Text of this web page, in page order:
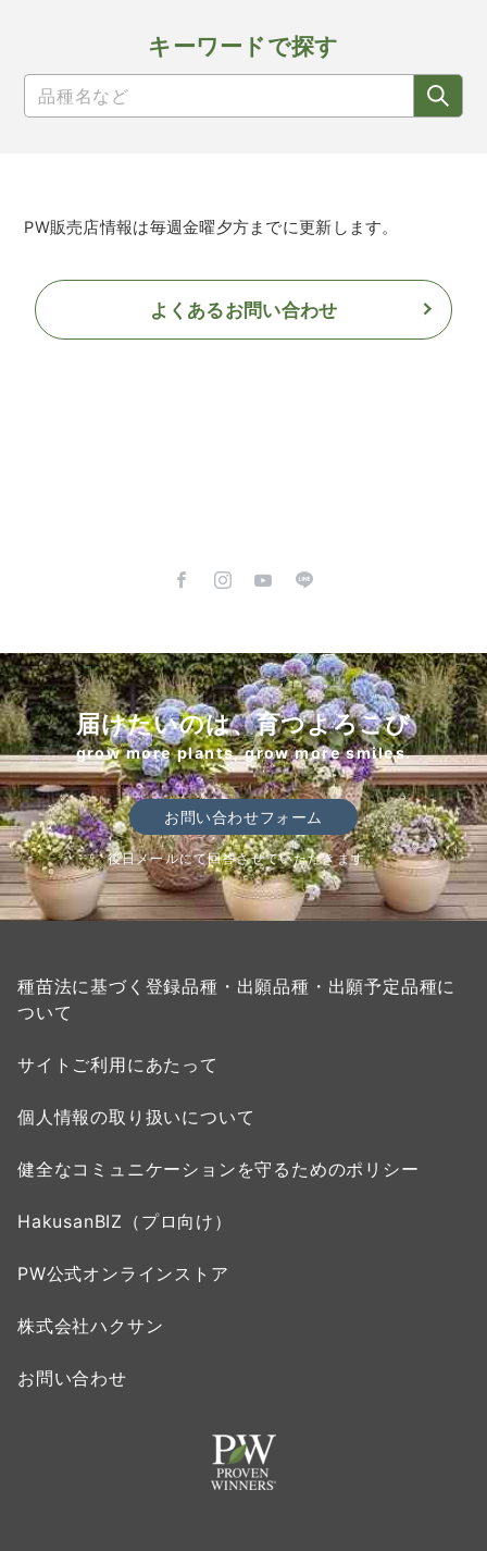
キーワードで探す
PW販売店情報は毎週金曜夕方までに更新します。
よくあるお問い合わせ
届けたいのは、育つよろこび
grow more plants, grow more smiles.
お問い合わせフォーム
後日メールにて回答させていただきます。
種苗法に基づく登録品種・出願品種・出願予定品種に
ついて
サイトご利用にあたって
個人情報の取り扱いについて
健全なコミュニケーションを守るためのポリシー
HakusanBIZ（プロ向け）
PW公式オンラインストア
株式会社ハクサン
お問い合わせ